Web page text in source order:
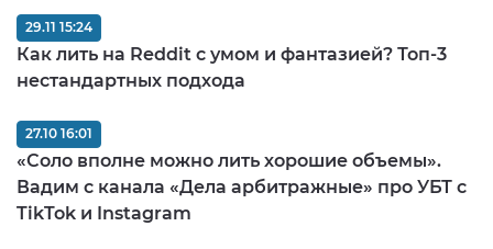
Как лить на Reddit с умом и фантазией? Топ-3
нестандартных подхода
29.11 15:24
«Соло вполне можно лить хорошие объемы».
Вадим с канала «Дела арбитражные» про УБТ с
TikTok и Instagram
27.10 16:01